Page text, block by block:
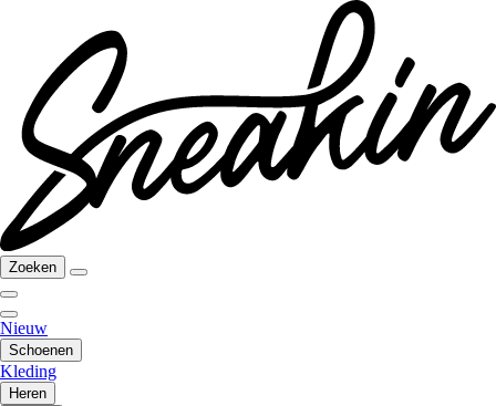
Zoeken
Nieuw
Schoenen
Kleding
Heren